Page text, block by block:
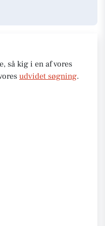
så kig i en af vores
udvidet søgning.